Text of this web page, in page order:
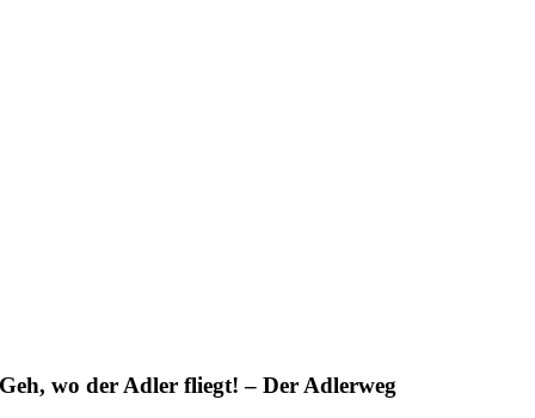
Geh, wo der Adler fliegt! – Der Adlerweg